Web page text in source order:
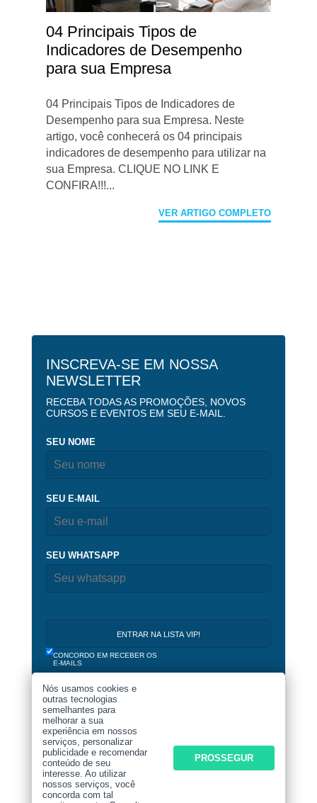
Nós usamos cookies e
outras tecnologias
semelhantes para
melhorar a sua
experiência em nossos
serviços, personalizar
publicidade e recomendar
conteúdo de seu
interesse. Ao utilizar
nossos serviços, você
concorda com tal
PROSSEGUR
04 Principais Tipos de
Indicadores de Desempenho
para sua Empresa
04 Principais Tipos de Indicadores de
Desempenho para sua Empresa. Neste
artigo, você conhecerá os 04 principais
indicadores de desempenho para utilizar na
sua Empresa. CLIQUE NO LINK E
CONFIRA!!!...
VER ARTIGO COMPLETO
INSCREVA-SE EM NOSSA
NEWSLETTER
RECEBA TODAS AS PROMOÇÕES, NOVOS
CURSOS E EVENTOS EM SEU E-MAIL.
SEU NOME
SEU E-MAIL
SEU WHATSAPP
CONCORDO EM RECEBER OS
E-MAILS
AUGE 2019 - 2026 © TODOS OS DIREITOS
RESERVADOS.
AO NAVEGAR NESTE SITE VOCÊ CONCORDA COM